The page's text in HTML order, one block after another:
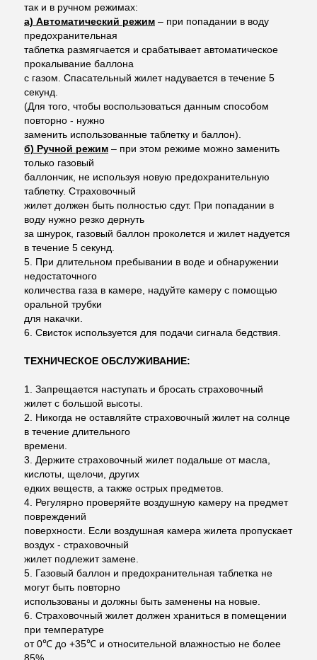
так и в ручном режимах:
а) Автоматический режим – при попадании в воду
предохранительная
таблетка размягчается и срабатывает автоматическое
прокалывание баллона
с газом. Спасательный жилет надувается в течение 5
секунд.
(Для того, чтобы воспользоваться данным способом
повторно - нужно
заменить использованные таблетку и баллон).
б) Ручной режим – при этом режиме можно заменить
только газовый
баллончик, не используя новую предохранительную
таблетку. Страховочный
жилет должен быть полностью сдут. При попадании в
воду нужно резко дернуть
за шнурок, газовый баллон проколется и жилет надуется
в течение 5 секунд.
5. При длительном пребывании в воде и обнаружении
недостаточного
количества газа в камере, надуйте камеру с помощью
оральной трубки
для накачки.
6. Свисток используется для подачи сигнала бедствия.
ТЕХНИЧЕСКОЕ ОБСЛУЖИВАНИЕ:
1. Запрещается наступать и бросать страховочный
жилет с большой высоты.
2. Никогда не оставляйте страховочный жилет на солнце
в течение длительного
времени.
3. Держите страховочный жилет подальше от масла,
кислоты, щелочи, других
едких веществ, а также острых предметов.
4. Регулярно проверяйте воздушную камеру на предмет
повреждений
поверхности. Если воздушная камера жилета пропускает
воздух - страховочный
жилет подлежит замене.
5. Газовый баллон и предохранительная таблетка не
могут быть повторно
использованы и должны быть заменены на новые.
6. Страховочный жилет должен храниться в помещении
при температуре
от 0℃ до +35℃ и относительной влажностью не более